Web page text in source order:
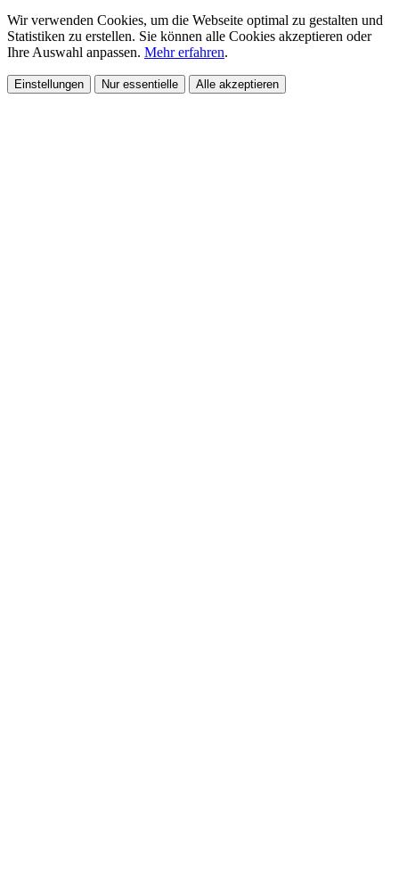
Wir verwenden Cookies, um die Webseite optimal zu gestalten und
Statistiken zu erstellen. Sie können alle Cookies akzeptieren oder
Ihre Auswahl anpassen. Mehr erfahren.
Einstellungen Nur essentielle Alle akzeptieren